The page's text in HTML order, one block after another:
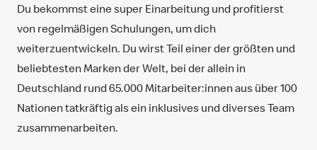
Du bekommst eine super Einarbeitung und profitierst
von regelmäßigen Schulungen, um dich
weiterzuentwickeln. Du wirst Teil einer der größten und
beliebtesten Marken der Welt, bei der allein in
Deutschland rund 65.000 Mitarbeiter:innen aus über 100
Nationen tatkräftig als ein inklusives und diverses Team
zusammenarbeiten.